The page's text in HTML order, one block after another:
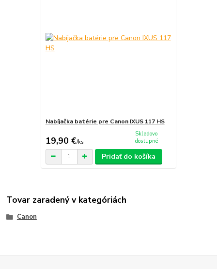
Nabíjačka batérie pre Canon IXUS 117 HS
19,90 €/ks
Skladovo
dostupné
Pridať do košíka
Tovar zaradený v kategóriách
Canon